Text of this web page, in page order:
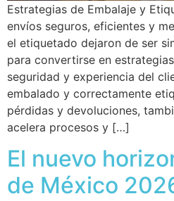
Estrategias de Embalaje y
envíos seguros, eficientes y
el etiquetado dejaron de ser
para convertirse en
seguridad y experiencia del
embalado y correctamente
pérdidas y devoluciones,
acelera procesos y […]
El nuevo
de México